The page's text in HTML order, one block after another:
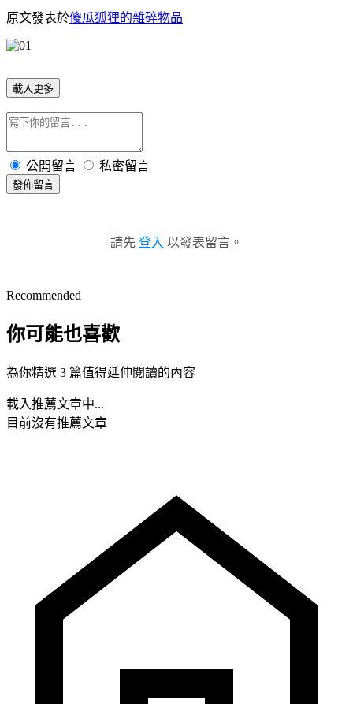
原文發表於傻瓜狐狸的雜碎物品
載入更多
公開留言 私密留言
發佈留言
請先 登入 以發表留言。
Recommended
你可能也喜歡
為你精選 3 篇值得延伸閱讀的內容
載入推薦文章中...
目前沒有推薦文章